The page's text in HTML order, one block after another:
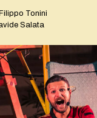
Tonini
Salata